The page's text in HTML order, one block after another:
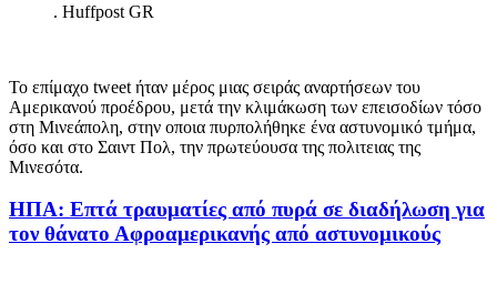
. Huffpost GR
Το επίμαχο tweet ήταν μέρος μιας σειράς αναρτήσεων του
Αμερικανού προέδρου, μετά την κλιμάκωση των επεισοδίων τόσο
στη Μινεάπολη, στην οποια πυρπολήθηκε ένα αστυνομικό τμήμα,
όσο και στο Σαιντ Πολ, την πρωτεύουσα της πολιτειας της
Μινεσότα.
ΗΠΑ: Επτά τραυματίες από πυρά σε διαδήλωση για
τον θάνατο Αφροαμερικανής από αστυνομικούς